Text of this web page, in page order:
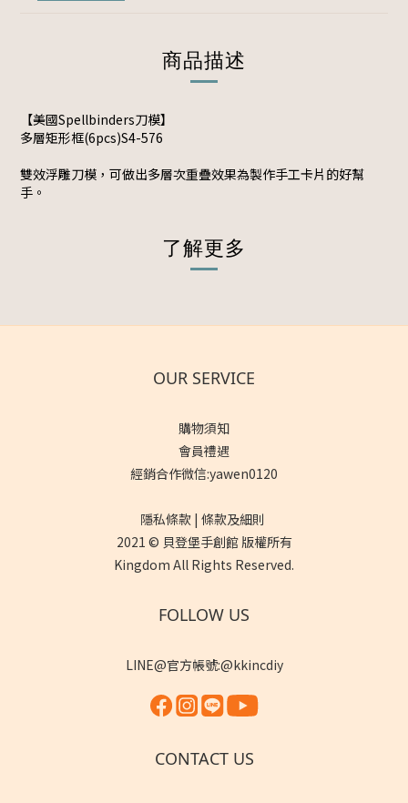
商品描述
【美國Spellbinders刀模】
多層矩形框(6pcs)S4-576
雙效浮雕刀模，可做出多層次重疊效果為製作手工卡片的好幫
手。
了解更多
OUR SERVICE
購物須知
會員禮遇
經銷合作微信:yawen0120
隱私條款 | 條款及細則
2021 © 貝登堡手創館 版權所有
Kingdom All Rights Reserved.
FOLLOW US
LINE@官方帳號:@kkincdiy
CONTACT US